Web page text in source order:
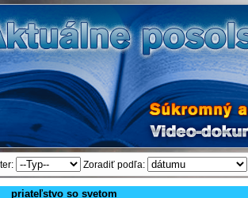
Zoradiť podľa:
priateľstvo so svetom